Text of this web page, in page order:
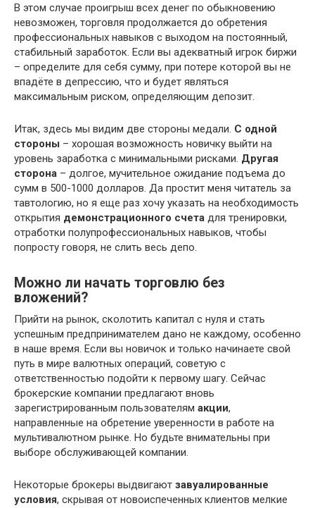
В этом случае проигрыш всех денег по обыкновению
невозможен, торговля продолжается до обретения
профессиональных навыков с выходом на постоянный,
стабильный заработок. Если вы адекватный игрок биржи
– определите для себя сумму, при потере которой вы не
впадёте в депрессию, что и будет являться
максимальным риском, определяющим депозит.
Итак, здесь мы видим две стороны медали. С одной
стороны – хорошая возможность новичку выйти на
уровень заработка с минимальными рисками. Другая
сторона – долгое, мучительное ожидание подъема до
сумм в 500-1000 долларов. Да простит меня читатель за
тавтологию, но я еще раз хочу указать на необходимость
открытия демонстрационного счета для тренировки,
отработки полупрофессиональных навыков, чтобы
попросту говоря, не слить весь депо.
Можно ли начать торговлю без
вложений?
Прийти на рынок, сколотить капитал с нуля и стать
успешным предпринимателем дано не каждому, особенно
в наше время. Если вы новичок и только начинаете свой
путь в мире валютных операций, советую с
ответственностью подойти к первому шагу. Сейчас
брокерские компании предлагают вновь
зарегистрированным пользователям акции,
направленные на обретение уверенности в работе на
мультивалютном рынке. Но будьте внимательны при
выборе обслуживающей компании.
Некоторые брокеры выдвигают завуалированные
условия, скрывая от новоиспеченных клиентов мелкие